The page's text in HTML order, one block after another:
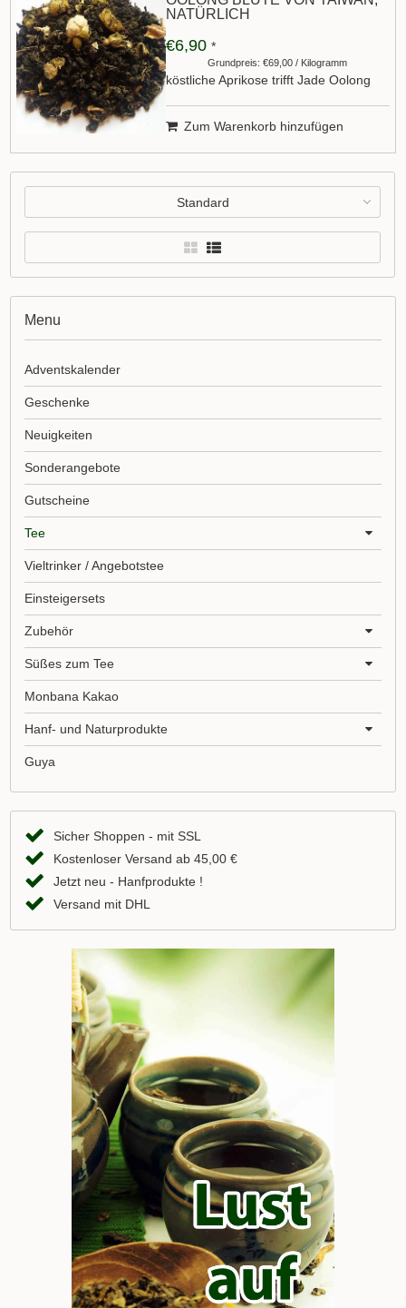
NATÜRLICH
€6,90 *
Grundpreis: €69,00 / Kilogramm
köstliche Aprikose trifft Jade Oolong
Zum Warenkorb hinzufügen
Standard
Menu
Adventskalender
Geschenke
Neuigkeiten
Sonderangebote
Gutscheine
Tee
Vieltrinker / Angebotstee
Einsteigersets
Zubehör
Süßes zum Tee
Monbana Kakao
Hanf- und Naturprodukte
Guya
Sicher Shoppen - mit SSL
Kostenloser Versand ab 45,00 €
Jetzt neu - Hanfprodukte !
Versand mit DHL